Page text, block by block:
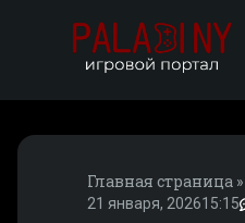
Главная страница »
21 января, 202615:15